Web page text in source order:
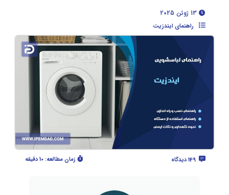
راهنمای ایندزیت
زمان مطالعه: 10 دقیقه